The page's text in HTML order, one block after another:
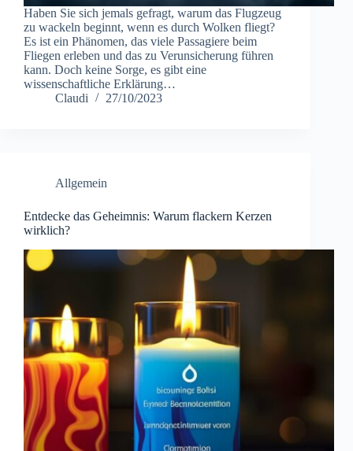
Haben Sie sich jemals gefragt, warum das Flugzeug
zu wackeln beginnt, wenn es durch Wolken fliegt?
Es ist ein Phänomen, das viele Passagiere beim
Fliegen erleben und das zu Verunsicherung führen
kann. Doch keine Sorge, es gibt eine
wissenschaftliche Erklärung…
Claudi
27/10/2023
Allgemein
Entdecke das Geheimnis: Warum flackern Kerzen
wirklich?